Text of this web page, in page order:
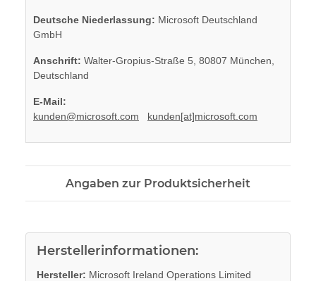
Deutsche Niederlassung: Microsoft Deutschland
GmbH
Anschrift: Walter-Gropius-Straße 5, 80807 München,
Deutschland
E-Mail:
kunden@microsoft.com
kunden[at]microsoft.com
Angaben zur Produktsicherheit
Herstellerinformationen:
Hersteller: Microsoft Ireland Operations Limited